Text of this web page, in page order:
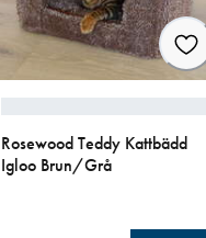
Rosewood Teddy Kattbädd
Igloo Brun/Grå